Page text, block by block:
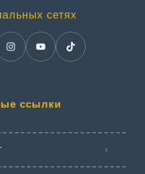
сетях
ссылки